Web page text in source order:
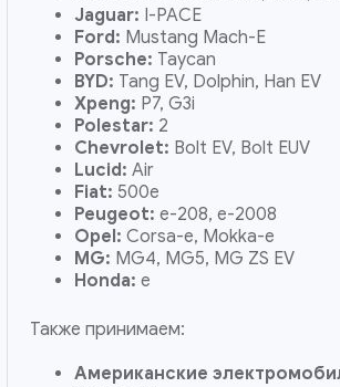
Jaguar: I-PACE
Ford: Mustang Mach-E
Porsche: Taycan
BYD: Tang EV, Dolphin, Han EV
Xpeng: P7, G3i
Polestar: 2
Chevrolet: Bolt EV, Bolt EUV
Lucid:Air
Fiat: 500e
Peugeot:e-208, e-2008
Opel:Corsa-e, Mokka-e
MG: MG4, MG5, MG ZS EV
Honda:e
Также принимаем:
Американские